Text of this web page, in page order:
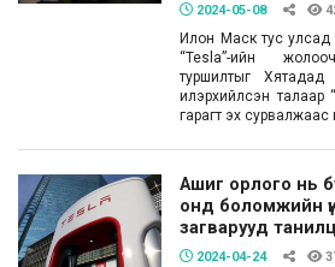
2024-05-08
Илон Маск тус улсад
“Tesla”-ийн
туршилтыг Хятадад
илэрхийлсэн талаар
гарагт эх
Ашиг орлого нь
онд боломжийн
загварууд
2024-04-24